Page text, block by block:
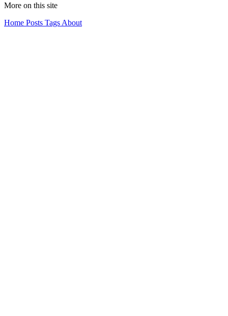
More on this site
Home Posts Tags About